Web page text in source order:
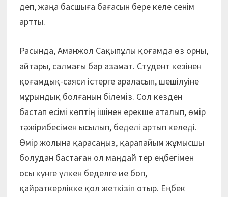
деп, жаңа басшыға бағасын бере келе сенім
артты.
Расында, Аманжол Сақыпұлы қоғамда өз орны,
айтары, салмағы бар азамат. Студент кезінен
қоғамдық-саяси істерге араласып, шешілуіне
мұрындық болғанын білеміз. Сол кезден
бастап есімі көптің ішінен ерекше аталып, өмір
тәжірибесімен ысылып, беделі артып келеді.
Өмір жолына қарасаңыз, қарапайым жұмысшы
болудан бастаған ол маңдай тер еңбегімен
осы күнге үлкен беделге ие боп,
қайраткерлікке қол жеткізіп отыр. Еңбек